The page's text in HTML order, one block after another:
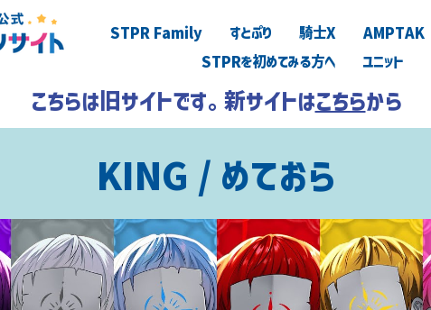
STPR Family すとぷり 騎士X AMPTAK
STPRを初めてみる方へ
ユニット
こちらは旧サイトです。新サイトはこちらから
KING / めておら